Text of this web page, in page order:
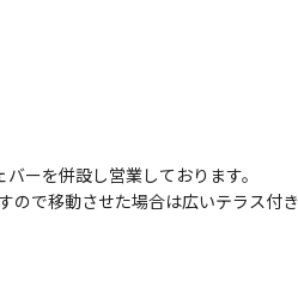
ーを併設し営業しております。
ので移動させた場合は広いテラス付き